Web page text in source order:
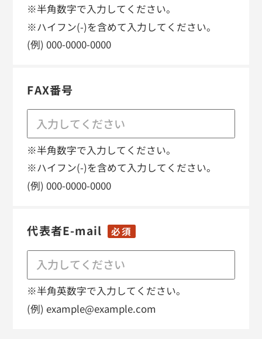
※半角数字で入力してください。
※ハイフン(-)を含めて入力してください。
(例) 000-0000-0000
FAX番号
※半角数字で入力してください。
※ハイフン(-)を含めて入力してください。
(例) 000-0000-0000
代表者E-mail 必須
※半角英数字で入力してください。
(例) example@example.com